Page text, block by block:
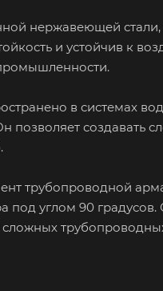
нержавеющей
и устойчив к
в системах
создавать
трубопроводной
под углом 90